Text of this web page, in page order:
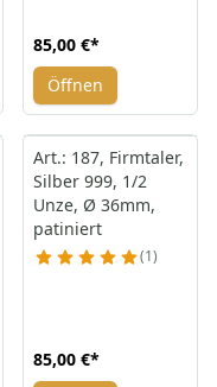
85,00 €*
Öffnen
Art.: 187, Firmtaler,
Silber 999, 1/2
Unze, Ø 36mm,
patiniert
1
85,00 €*